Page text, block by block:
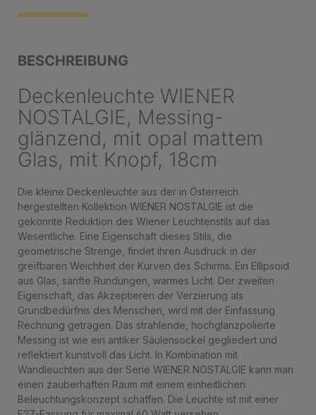
BESCHREIBUNG
Deckenleuchte WIENER
NOSTALGIE, Messing-
glänzend, mit opal mattem
Glas, mit Knopf, 18cm
Die kleine Deckenleuchte aus der in Österreich
hergestellten Kollektion WIENER NOSTALGIE ist die
gekonnte Reduktion des Wiener Leuchtenstils auf das
Wesentliche. Eine Eigenschaft dieses Stils, die
geometrische Strenge, findet ihren Ausdruck in der
greifbaren Weichheit der Kurven des Schirms. Ein Ellipsoid
aus Glas, sanfte Rundungen, warmes Licht. Der zweiten
Eigenschaft, das Akzeptieren der Verzierung als
Grundbedürfnis des Menschen, wird mit der Einfassung
Rechnung getragen. Das strahlende, hochglanzpolierte
Messing ist wie ein antiker Säulensockel gegliedert und
reflektiert kunstvoll das Licht. In Kombination mit
Wandleuchten aus der Serie WIENER NOSTALGIE kann man
einen zauberhaften Raum mit einem einheitlichen
Beleuchtungskonzept schaffen. Die Leuchte ist mit einer